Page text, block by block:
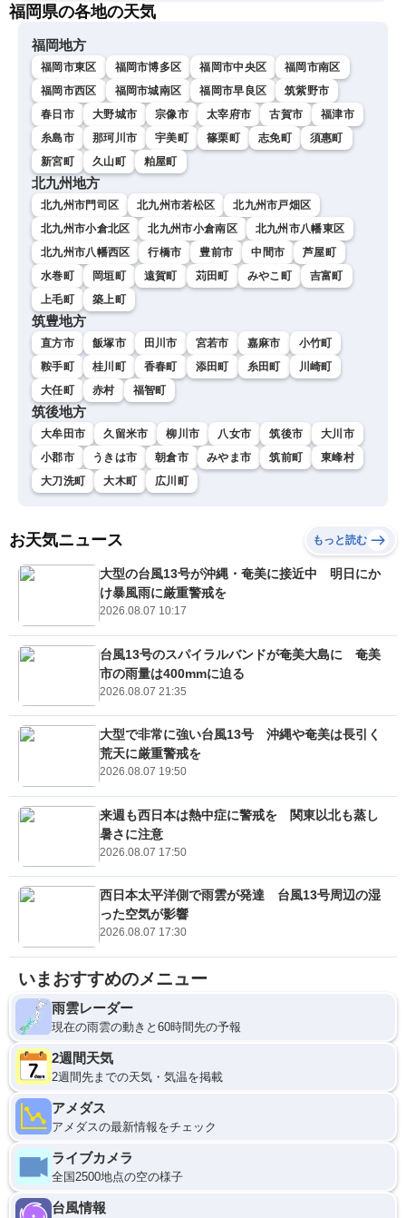
福岡県の各地の天気
福岡地方
福岡市東区 福岡市博多区 福岡市中央区
福岡市南区
福岡市西区
福岡市城南区 福岡市早良区
筑紫野市
春日市
大野城市 宗像市 太宰府市 古賀市
福津市
糸島市
那珂川市 宇美町 篠栗町 志免町
須惠町
新宮町
久山町 粕屋町
北九州地方
北九州市門司区 北九州市若松区
北九州市戸畑区
北九州市小倉北区
北九州市小倉南区
北九州市八幡東区
北九州市八幡西区
行橋市 豊前市 中間市
芦屋町
水巻町
岡垣町 遠賀町 苅田町 みやこ町
吉富町
上毛町
築上町
筑豊地方
直方市 飯塚市 田川市 宮若市 嘉麻市
小竹町
鞍手町
桂川町 香春町 添田町 糸田町
川崎町
大任町
赤村 福智町
筑後地方
大牟田市 久留米市 柳川市 八女市 筑後市
大川市
小郡市
うきは市 朝倉市 みやま市 筑前町
東峰村
大刀洗町
大木町 広川町
お天気ニュース もっと読む
大型の台風13号が沖縄・奄美に接近中 明日にか
け暴風雨に厳重警戒を
2026.08.07 10:17
台風13号のスパイラルバンドが奄美大島に 奄美
市の雨量は400mmに迫る
2026.08.07 21:35
大型で非常に強い台風13号 沖縄や奄美は長引く
荒天に厳重警戒を
2026.08.07 19:50
来週も西日本は熱中症に警戒を 関東以北も蒸し
暑さに注意
2026.08.07 17:50
西日本太平洋側で雨雲が発達 台風13号周辺の湿
った空気が影響
2026.08.07 17:30
いまおすすめのメニュー
雨雲レーダー
現在の雨雲の動きと60時間先の予報
2週間天気
2週間先までの天気・気温を掲載
アメダス
アメダスの最新情報をチェック
ライブカメラ
全国2500地点の空の様子
台風情報